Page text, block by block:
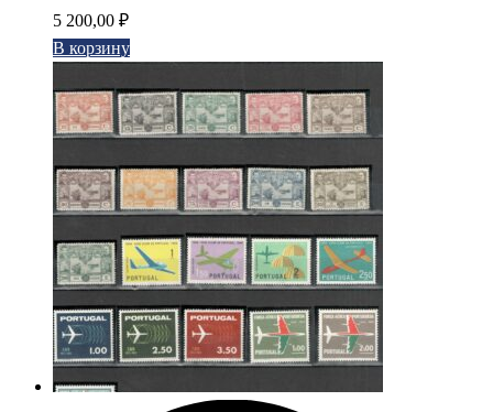
5 200,00 ₽
В корзину